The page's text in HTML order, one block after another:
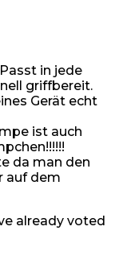
in jede
griffbereit.
Gerät echt
ist auch
da man den
auf dem
already voted